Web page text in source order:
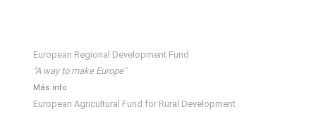
European Regional Development Fund
"A way to make Europe"
Más info
European Agricultural Fund for Rural Development